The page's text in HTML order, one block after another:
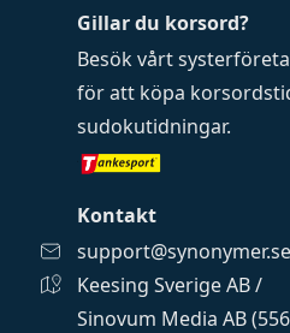
Gillar du korsord?
Besök vårt
för att köpa
sudokutidningar.
Kontakt
support@synonymer.se
Keesing Sverige AB /
Sinovum Media AB